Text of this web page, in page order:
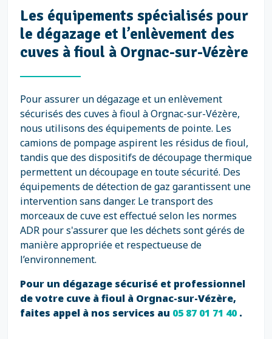
Les équipements spécialisés pour
le dégazage et l’enlèvement des
cuves à fioul à Orgnac-sur-Vézère
Pour assurer un dégazage et un enlèvement
sécurisés des cuves à fioul à Orgnac-sur-Vézère,
nous utilisons des équipements de pointe. Les
camions de pompage aspirent les résidus de fioul,
tandis que des dispositifs de découpage thermique
permettent un découpage en toute sécurité. Des
équipements de détection de gaz garantissent une
intervention sans danger. Le transport des
morceaux de cuve est effectué selon les normes
ADR pour s'assurer que les déchets sont gérés de
manière appropriée et respectueuse de
l’environnement.
Pour un dégazage sécurisé et professionnel
de votre cuve à fioul à Orgnac-sur-Vézère,
faites appel à nos services au 05 87 01 71 40.